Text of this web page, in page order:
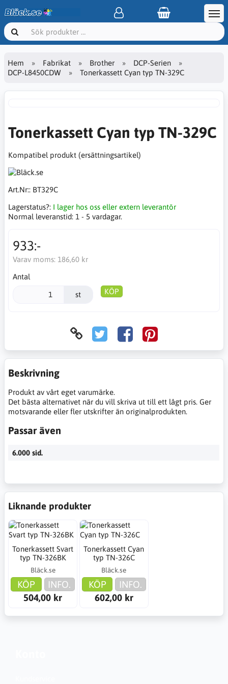
Hem Fabrikat Brother
DCP-Serien
DCP-L8450CDW
Tonerkassett Cyan typ TN-329C
Tonerkassett Cyan typ TN-329C
Kompatibel produkt (ersättningsartikel)
Art.Nr:: BT329C
Lagerstatus?: I lager hos oss eller extern leverantör
Normal leveranstid: 1 - 5 vardagar.
933:-
Varav moms: 186,60 kr
Antal
st KÖP
Beskrivning
Produkt av vårt eget varumärke.
Det bästa alternativet när du vill skriva ut till ett lågt pris. Ger
motsvarande eller fler utskrifter än originalprodukten.
Passar även
6.000 sid.
Liknande produkter
Tonerkassett Svart
typ TN-326BK
Bläck.se
KÖP
INFO.
504,00 kr
Tonerkassett Cyan
typ TN-326C
Bläck.se
KÖP
INFO.
602,00 kr